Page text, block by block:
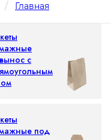
Главная
с
под